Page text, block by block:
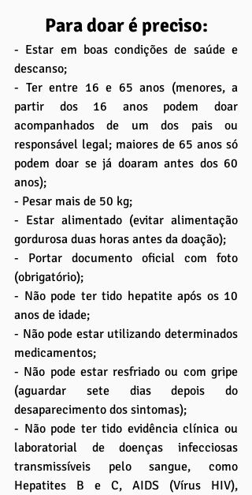
Para doar é preciso:
- Estar em boas condições de saúde e
descanso;
- Ter entre 16 e 65 anos (menores, a
partir dos 16 anos podem doar
acompanhados de um dos pais ou
responsável legal; maiores de 65 anos só
podem doar se já doaram antes dos 60
anos);
- Pesar mais de 50 kg;
- Estar alimentado (evitar alimentação
gordurosa duas horas antes da doação);
- Portar documento oficial com foto
(obrigatório);
- Não pode ter tido hepatite após os 10
anos de idade;
- Não pode estar utilizando determinados
medicamentos;
- Não pode estar resfriado ou com gripe
(aguardar sete dias depois do
desaparecimento dos sintomas);
- Não pode ter tido evidência clínica ou
laboratorial de doenças infecciosas
transmissíveis pelo sangue, como
Hepatites B e C, AIDS (Vírus HIV),